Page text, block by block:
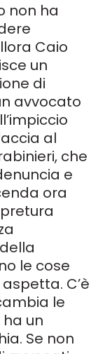
non ha
Caio
un
di
avvocato
al
che
e
ora
le cose
C’è
le
un
Se non